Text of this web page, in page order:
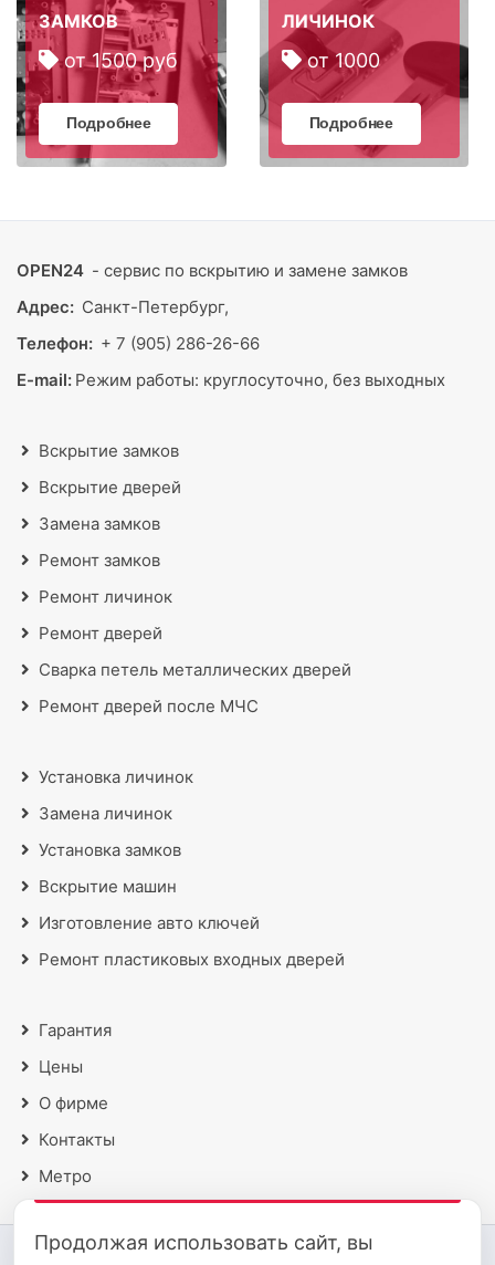
ЗАМКОВ
от 1500 руб
Подробнее
ЛИЧИНОК
от 1000
Подробнее
OPEN24 - сервис по вскрытию и замене замков
Адрес: Санкт-Петербург,
Телефон: + 7 (905) 286-26-66
E-mail: Режим работы: круглосуточно, без выходных
Вскрытие замков
Вскрытие дверей
Замена замков
Ремонт замков
Ремонт личинок
Ремонт дверей
Сварка петель металлических дверей
Ремонт дверей после МЧС
Установка личинок
Замена личинок
Установка замков
Вскрытие машин
Изготовление авто ключей
Ремонт пластиковых входных дверей
Гарантия
Цены
О фирме
Контакты
Метро
Продолжая использовать сайт, вы